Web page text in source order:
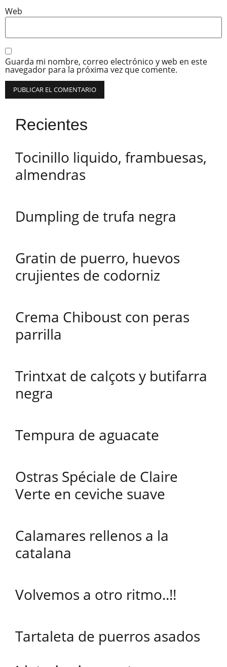
Web
Guarda mi nombre, correo electrónico y web en este
navegador para la próxima vez que comente.
Recientes
Tocinillo liquido, frambuesas,
almendras
Dumpling de trufa negra
Gratin de puerro, huevos
crujientes de codorniz
Crema Chiboust con peras
parrilla
Trintxat de calçots y butifarra
negra
Tempura de aguacate
Ostras Spéciale de Claire
Verte en ceviche suave
Calamares rellenos a la
catalana
Volvemos a otro ritmo..!!
Tartaleta de puerros asados